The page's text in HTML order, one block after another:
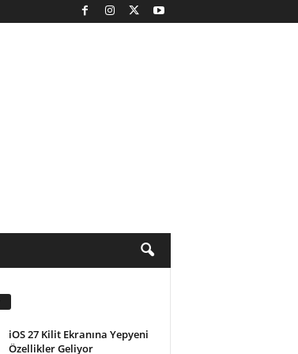
iOS 27 Kilit Ekranına Yepyeni
Özellikler Geliyor